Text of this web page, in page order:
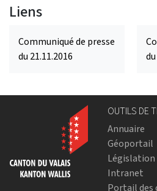
Liens
Communiqué de presse
du 21.11.2016
OUTILS DE
Annuaire
Géoportail
Législation
Intranet
Portail des